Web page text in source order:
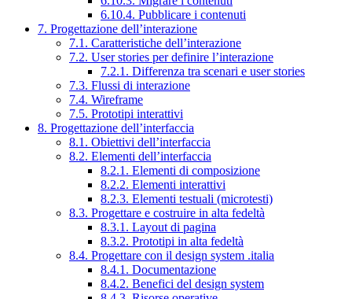
6.10.4. Pubblicare i contenuti
7. Progettazione dell’interazione
7.1. Caratteristiche dell’interazione
7.2. User stories per definire l’interazione
7.2.1. Differenza tra scenari e user stories
7.3. Flussi di interazione
7.4. Wireframe
7.5. Prototipi interattivi
8. Progettazione dell’interfaccia
8.1. Obiettivi dell’interfaccia
8.2. Elementi dell’interfaccia
8.2.1. Elementi di composizione
8.2.2. Elementi interattivi
8.2.3. Elementi testuali (microtesti)
8.3. Progettare e costruire in alta fedeltà
8.3.1. Layout di pagina
8.3.2. Prototipi in alta fedeltà
8.4. Progettare con il design system .italia
8.4.1. Documentazione
8.4.2. Benefici del design system